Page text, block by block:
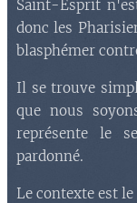
Saint-Esprit
donc les
blasphémer
Il se trouve
que nous
représente le
pardonné.
Le contexte est